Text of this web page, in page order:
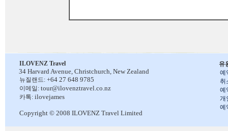
유
예
취
예
개
예
ILOVENZ Travel
34 Harvard Avenue, Christchurch, New Zealand
뉴질랜드: +64 27 648 9785
이메일: tour@ilovenztravel.co.nz
카톡: ilovejames
Copyright © 2008 ILOVENZ Travel Limited